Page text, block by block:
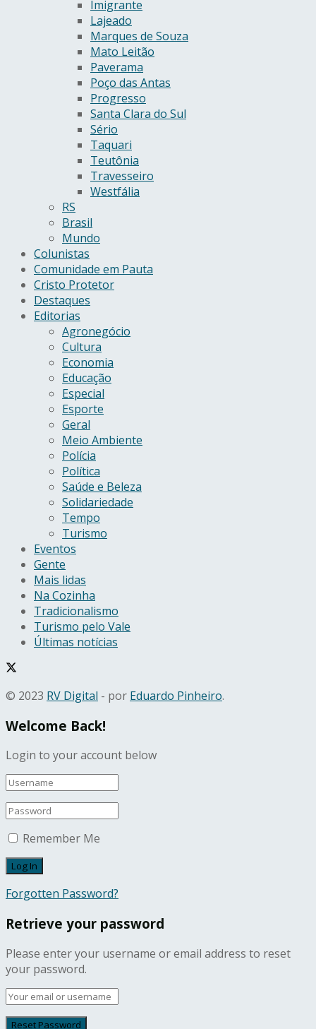
Imigrante
Lajeado
Marques de Souza
Mato Leitão
Paverama
Poço das Antas
Progresso
Santa Clara do Sul
Sério
Taquari
Teutônia
Travesseiro
Westfália
RS
Brasil
Mundo
Colunistas
Comunidade em Pauta
Cristo Protetor
Destaques
Editorias
Agronegócio
Cultura
Economia
Educação
Especial
Esporte
Geral
Meio Ambiente
Polícia
Política
Saúde e Beleza
Solidariedade
Tempo
Turismo
Eventos
Gente
Mais lidas
Na Cozinha
Tradicionalismo
Turismo pelo Vale
Últimas notícias
© 2023 RV Digital - por Eduardo Pinheiro.
Welcome Back!
Login to your account below
Remember Me
Forgotten Password?
Retrieve your password
Please enter your username or email address to reset
your password.